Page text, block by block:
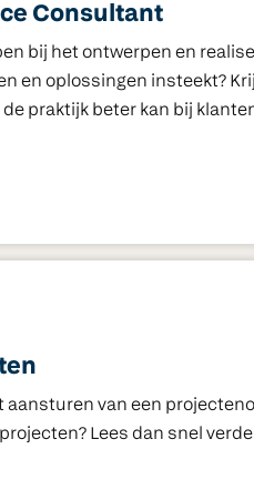
Consultant
bij het ontwerpen en
en oplossingen insteekt?
praktijk beter kan bij
aansturen van een
Lees dan snel